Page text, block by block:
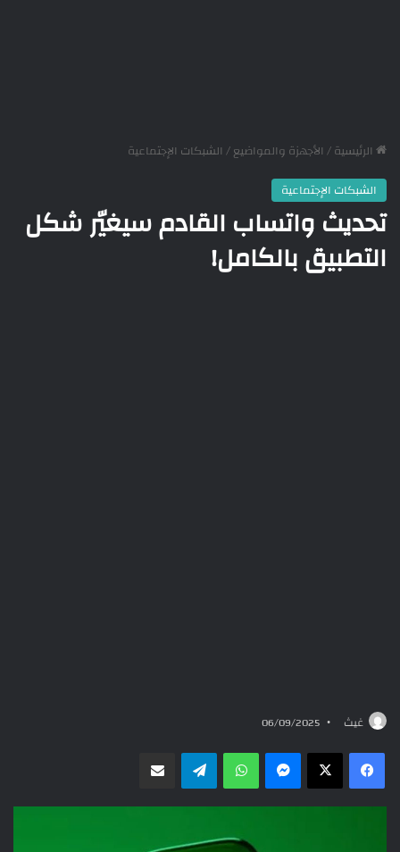
الرئيسية/ الأجهزة والمواضيع/ الشبكات الإجتماعية
الشبكات الإجتماعية
تحديث واتساب القادم سيغيّر شكل
التطبيق بالكامل!
غيث 06/09/2025
ماسنجر واتسابتيلقرام